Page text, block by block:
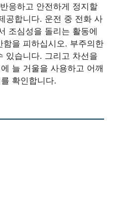
응하고 안전하게 정지할
공합니다. 운전 중 전화 사
조심성을 돌리는 활동에
을 피하십시오. 부주의한
있습니다. 그리고 차선을
늘 거울을 사용하고 어깨
확인합니다.